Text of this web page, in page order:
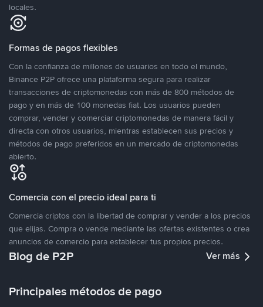
locales.
Formas de pagos flexibles
Con la confianza de millones de usuarios en todo el mundo,
Binance P2P ofrece una plataforma segura para realizar
transacciones de criptomonedas con más de 800 métodos de
pago y en más de 100 monedas fiat. Los usuarios pueden
comprar, vender y comerciar criptomonedas de manera fácil y
directa con otros usuarios, mientras establecen sus precios y
métodos de pago preferidos en un mercado de criptomonedas
abierto.
Comercia con el precio ideal para ti
Comercia criptos con la libertad de comprar y vender a los precios
que elijas. Compra o vende mediante las ofertas existentes o crea
anuncios de comercio para establecer tus propios precios.
Blog de P2P Ver más
Principales métodos de pago